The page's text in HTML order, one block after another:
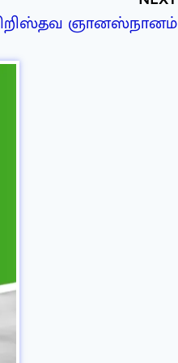
ஞானஸ்நானம்